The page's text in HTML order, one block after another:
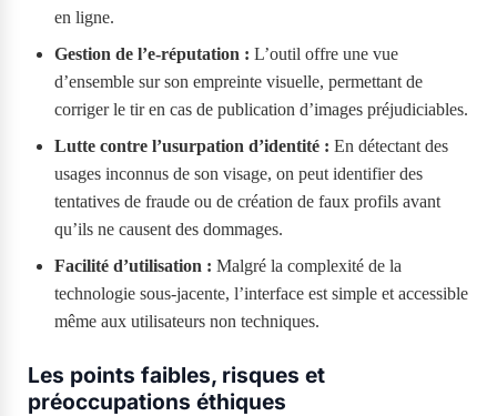
en ligne.
Gestion de l’e-réputation : L’outil offre une vue
d’ensemble sur son empreinte visuelle, permettant de
corriger le tir en cas de publication d’images préjudiciables.
Lutte contre l’usurpation d’identité : En détectant des
usages inconnus de son visage, on peut identifier des
tentatives de fraude ou de création de faux profils avant
qu’ils ne causent des dommages.
Facilité d’utilisation : Malgré la complexité de la
technologie sous-jacente, l’interface est simple et accessible
même aux utilisateurs non techniques.
Les points faibles, risques et
préoccupations éthiques